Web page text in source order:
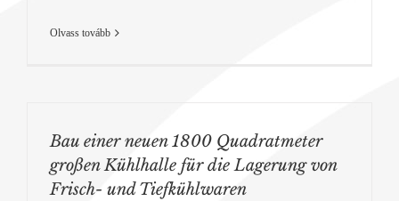
Olvass tovább
Bau einer neuen 1800 Quadratmeter
großen Kühlhalle für die Lagerung von
Frisch- und Tiefkühlwaren